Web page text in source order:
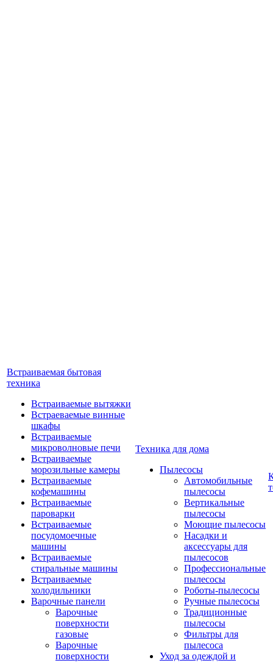
Встраиваемая бытовая
техника
Встраиваемые вытяжки
Встраеваемые винные
шкафы
Встраиваемые
микроволновые печи
Встраиваемые
морозильные камеры
Встраиваемые
кофемашины
Встраиваемые
пароварки
Встраиваемые
посудомоечные
машины
Встраиваемые
стиральные машины
Встраиваемые
холодильники
Варочные панели
Варочные
поверхности
газовые
Варочные
поверхности
Техника для дома
Пылесосы
Автомобильные
пылесосы
Вертикальные
пылесосы
Моющие пылесосы
Насадки и
аксессуары для
пылесосов
Профессиональные
пылесосы
Роботы-пылесосы
Ручные пылесосы
Традиционные
пылесосы
Фильтры для
пылесоса
Уход за одеждой и